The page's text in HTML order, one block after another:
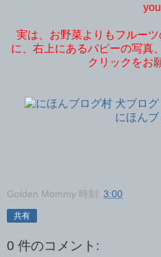
実は、お野菜よりもフルー
に、右上にあるパピーの写真
クリックをお
にほん
Golden Mommy 時刻: 3:00
共有
0 件のコメント: